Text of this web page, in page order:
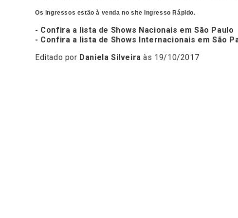
Os ingressos estão à venda no site Ingresso Rápido.
- Confira a lista de Shows Nacionais em São Paulo
- Confira a lista de Shows Internacionais em São
Editado por Daniela Silveira às 19/10/2017